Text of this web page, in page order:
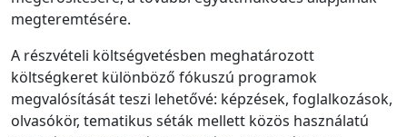
megteremtésére.
A részvételi költségvetésben meghatározott
költségkeret különböző fókuszú programok
megvalósítását teszi lehetővé: képzések, foglalkozások,
olvasókör, tematikus séták mellett közös használatú